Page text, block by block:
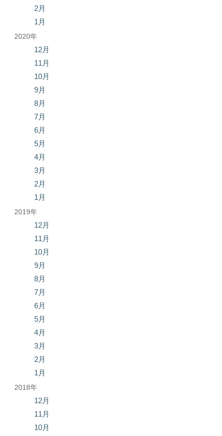
2月
1月
2020年
12月
11月
10月
9月
8月
7月
6月
5月
4月
3月
2月
1月
2019年
12月
11月
10月
9月
8月
7月
6月
5月
4月
3月
2月
1月
2018年
12月
11月
10月